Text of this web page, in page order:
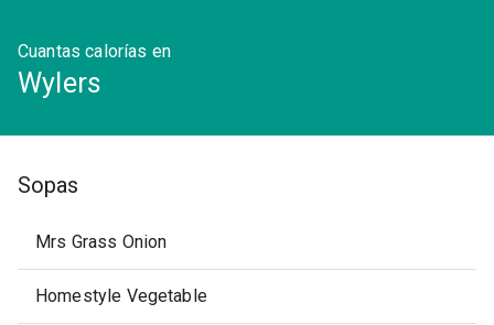
Cuantas calorías en
Wylers
Sopas
Mrs Grass Onion
Homestyle Vegetable